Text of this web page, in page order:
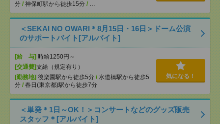
分 / 神保町駅から徒歩15分 / …
＜SEKAI NO OWARI＊8月15日・16日＞ドーム公演
のサポートバイト[アルバイト]
[給 与] 時給1250円～
[交通費]支給（規定有り）
[勤務地] 後楽園駅から徒歩5分 / 水道橋駅から徒歩5
分 / 春日(東京都)駅から徒歩7分
気になる！
＜単発＊1日～OK！＞コンサートなどのグッズ販売
スタッフ＊[アルバイト]